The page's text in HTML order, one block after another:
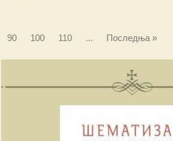
90
100 110 ... Последња »